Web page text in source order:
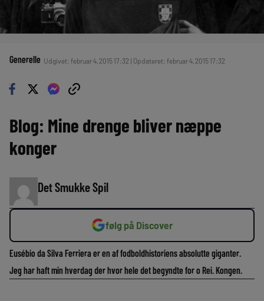
Generelle Udgivet: februar 4, 2015 17:32 | Opdateret: februar 4, 2015 17:32
Blog: Mine drenge bliver næppe
konger
Det Smukke Spil
følg på Discover
Eusébio da Silva Ferriera er en af fodboldhistoriens absolutte giganter.
Jeg har haft min hverdag der hvor hele det begyndte for o Rei. Kongen.